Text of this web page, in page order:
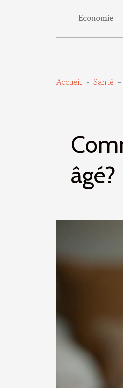
Economie
Accueil Santé
âgé?